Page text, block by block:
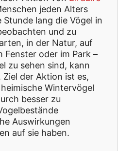
jeden Alters
Stunde lang die Vögel in
und zu
in der Natur, auf
Fenster oder im Park –
zu sehen sind, kann
der Aktion ist es,
Wintervögel
besser zu
Auswirkungen
auf sie haben.